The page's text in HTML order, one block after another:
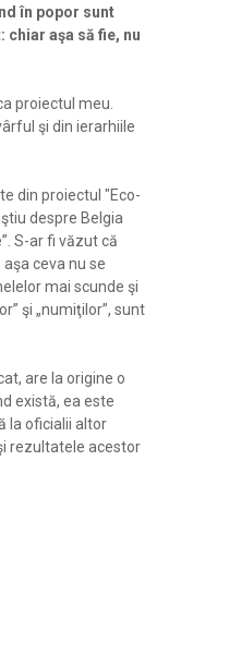
în popor sunt
aşa să fie, nu
proiectul meu.
şi din ierarhiile
din proiectul "Eco-
despre Belgia
S-ar fi văzut că
ceva nu se
mai scunde şi
şi „numiţilor”, sunt
are la origine o
există, ea este
la oficialii altor
rezultatele acestor